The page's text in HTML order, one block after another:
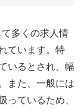
多くの求人情
ています。特
いるとされ、幅
また、一般には
っているため、